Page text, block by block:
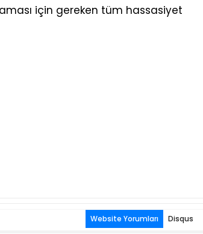
için gereken tüm hassasiyet
Website Yorumları Disqus